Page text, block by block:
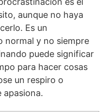
aunque no haya
Es un
normal y no siempre
puede significar
para hacer cosas
un respiro o
apasiona.